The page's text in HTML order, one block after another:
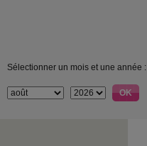
Sélectionner un mois et une année :